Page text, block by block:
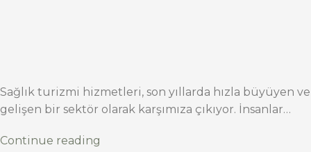
Sağlık turizmi hizmetleri, son yıllarda hızla büyüyen ve
gelişen bir sektör olarak karşımıza çıkıyor. İnsanlar…
Continue reading